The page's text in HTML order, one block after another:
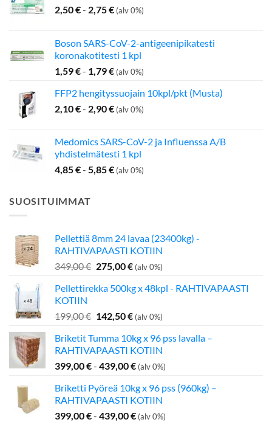
2,50€- 2,75€ (alv 0%)
Boson SARS-CoV-2-antigeenipikatesti
koronakotitesti 1 kpl
1,59€- 1,79€ (alv 0%)
FFP2 hengityssuojain 10kpl/pkt (Musta)
2,10€- 2,90€ (alv 0%)
Medomics SARS-CoV-2 ja Influenssa A/B
yhdistelmätesti 1 kpl
4,85€- 5,85€ (alv 0%)
SUOSITUIMMAT
Pellettiä 8mm 24 lavaa (23400kg) -
RAHTIVAPAASTI KOTIIN
349,00€ Alkuperäinen
oli:
275,00€Nykyinen
on:
(alv 0%)
Pellettirekka 500kg x 48kpl - RAHTIVAPAASTI
KOTIIN
199,00€ Alkuperäinen
oli:
199,00 €.
142,50€Nykyinen
on:
142,50 €.
(alv 0%)
Briketit Tumma 10kg x 96 pss lavalla –
RAHTIVAPAASTI KOTIIN
399,00€- 439,00€ (alv 0%)
Briketti Pyöreä 10kg x 96 pss (960kg) –
RAHTIVAPAASTI KOTIIN
399,00€- 439,00€ (alv 0%)